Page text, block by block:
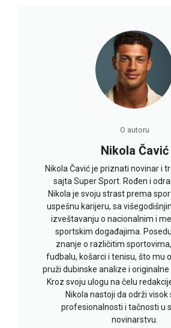
O autoru
Nikola Čavić
Nikola Čavić je priznati novinar i
sajta Super Sport. Rođen i
Nikola je svoju strast prema
uspešnu karijeru, sa
izveštavanju o nacionalnim i
sportskim događajima.
znanje o različitim
fudbalu, košarci i tenisu, što mu
pruži dubinske analize i originalne
Kroz svoju ulogu na čelu
Nikola nastoji da održi visok
profesionalnosti i tačnosti u
novinarstvu.